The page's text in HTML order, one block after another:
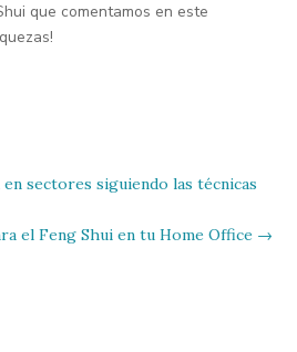
que comentamos en este
sectores siguiendo las técnicas
el Feng Shui en tu Home Office →